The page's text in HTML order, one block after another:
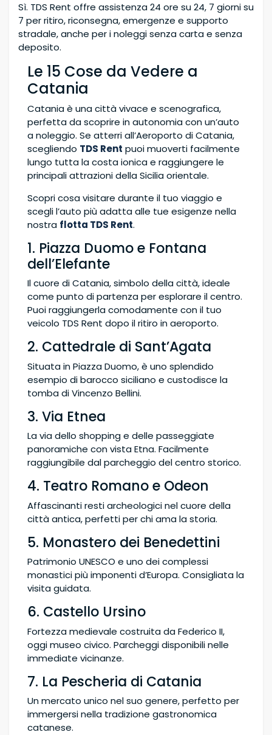
Sì. TDS Rent offre assistenza 24 ore su 24, 7 giorni su
7 per ritiro, riconsegna, emergenze e supporto
stradale, anche per i noleggi senza carta e senza
deposito.
Le 15 Cose da Vedere a
Catania
Catania è una città vivace e scenografica,
perfetta da scoprire in autonomia con un’auto
a noleggio. Se atterri all’Aeroporto di Catania,
scegliendo TDS Rent puoi muoverti facilmente
lungo tutta la costa ionica e raggiungere le
principali attrazioni della Sicilia orientale.
Scopri cosa visitare durante il tuo viaggio e
scegli l’auto più adatta alle tue esigenze nella
nostra flotta TDS Rent.
1. Piazza Duomo e Fontana
dell’Elefante
Il cuore di Catania, simbolo della città, ideale
come punto di partenza per esplorare il centro.
Puoi raggiungerla comodamente con il tuo
veicolo TDS Rent dopo il ritiro in aeroporto.
2. Cattedrale di Sant’Agata
Situata in Piazza Duomo, è uno splendido
esempio di barocco siciliano e custodisce la
tomba di Vincenzo Bellini.
3. Via Etnea
La via dello shopping e delle passeggiate
panoramiche con vista Etna. Facilmente
raggiungibile dal parcheggio del centro storico.
4. Teatro Romano e Odeon
Affascinanti resti archeologici nel cuore della
città antica, perfetti per chi ama la storia.
5. Monastero dei Benedettini
Patrimonio UNESCO e uno dei complessi
monastici più imponenti d’Europa. Consigliata la
visita guidata.
6. Castello Ursino
Fortezza medievale costruita da Federico II,
oggi museo civico. Parcheggi disponibili nelle
immediate vicinanze.
7. La Pescheria di Catania
Un mercato unico nel suo genere, perfetto per
immergersi nella tradizione gastronomica
catanese.